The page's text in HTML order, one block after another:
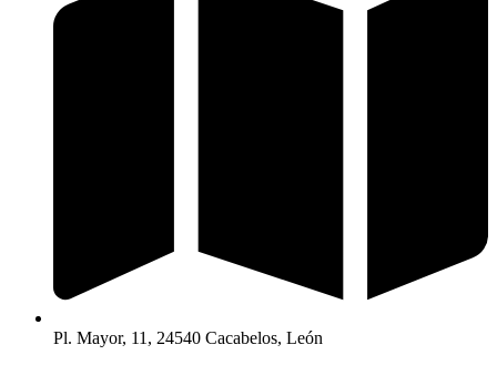
Pl. Mayor, 11, 24540 Cacabelos, León